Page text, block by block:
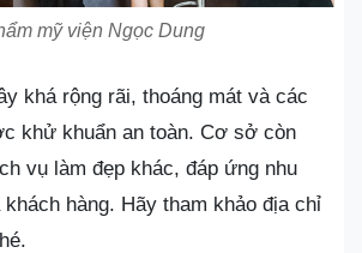
mỹ viện Ngọc Dung
khá rộng rãi, thoáng mát và các
khử khuẩn an toàn. Cơ sở còn
vụ làm đẹp khác, đáp ứng nhu
hàng. Hãy tham khảo địa chỉ